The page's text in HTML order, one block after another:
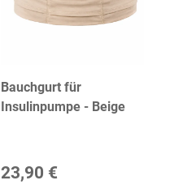
Bauchgurt für
Insulinpumpe - Beige
23,90 €